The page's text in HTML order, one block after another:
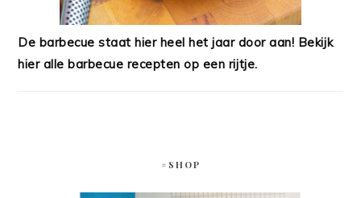
De barbecue staat hier heel het jaar door aan! Bekijk
hier alle barbecue recepten op een rijtje.
#SHOP